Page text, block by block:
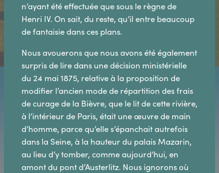
n’ayant été effectuée que sous le règne de
Henri IV. On sait, du reste, qu’il entre beaucoup
de fantaisie dans ces plans.
Nous avouerons que nous avons été également
surpris de lire dans une décision ministérielle
du 24 mai 1875, relative à la proposition de
modifier l’ancien mode de répartition des frais
de curage de la Bièvre, que le lit de cette rivière,
à l’intérieur de Paris, était une œuvre de main
d’homme, parce qu’elle s’épanchait autrefois
dans la Seine, à la hauteur du palais Mazarin,
au lieu d’y tomber, comme aujourd’hui, en
amont du pont d’Austerlitz. Nous ignorons où